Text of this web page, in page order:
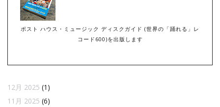
ポスト ハウス・ミュージック ディスクガイド (世界の「踊れる」レ
コード600)を出版します
12月 2025 (1)
11月 2025 (6)